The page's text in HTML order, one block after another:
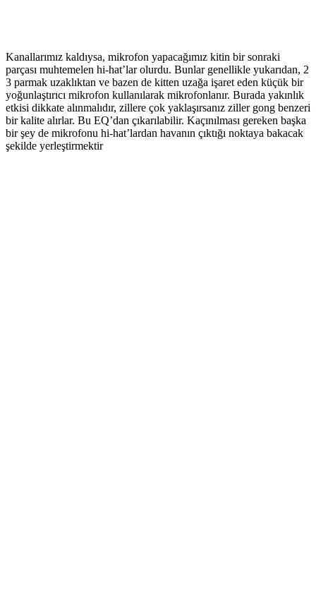
Kanallarımız kaldıysa, mikrofon yapacağımız kitin bir sonraki
parçası muhtemelen hi-hat’lar olurdu. Bunlar genellikle yukarıdan, 2
3 parmak uzaklıktan ve bazen de kitten uzağa işaret eden küçük bir
yoğunlaştırıcı mikrofon kullanılarak mikrofonlanır. Burada yakınlık
etkisi dikkate alınmalıdır, zillere çok yaklaşırsanız ziller gong benzeri
bir kalite alırlar. Bu EQ’dan çıkarılabilir. Kaçınılması gereken başka
bir şey de mikrofonu hi-hat’lardan havanın çıktığı noktaya bakacak
şekilde yerleştirmektir